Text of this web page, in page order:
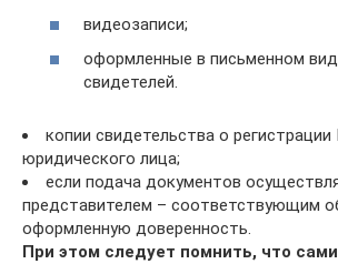
видеозаписи;
оформленные в письменном
свидетелей.
копии свидетельства о
юридического лица;
если подача документов
представителем – соответствующим
оформленную доверенность.
При этом следует помнить, что